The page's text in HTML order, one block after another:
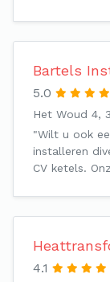
Bartels
5.0
Het Woud 4,
"Wilt u ook
installeren
CV ketels.
4.1